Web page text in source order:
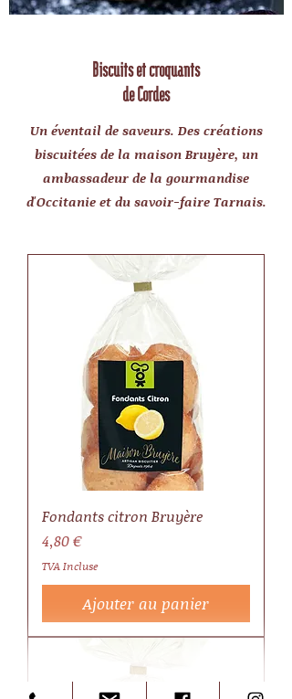
Biscuits et croquants
de Cordes
Un éventail de saveurs. Des créations
biscuitées de la maison Bruyère, un
ambassadeur de la gourmandise
d'Occitanie et du savoir-faire Tarnais.
Fondants citron Bruyère
Prix
4,80 €
TVA Incluse
Ajouter au panier